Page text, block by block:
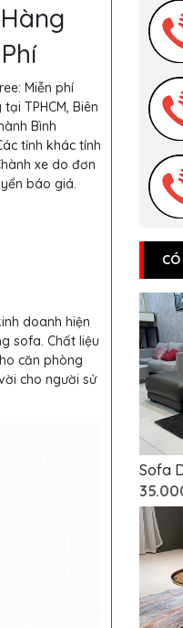
Miễn phí
TPHCM, Biên
Bình
tỉnh khác tính
xe do đơn
báo giá.
doanh hiện
sofa. Chất liệu
căn phòng
cho người sử
Sofa